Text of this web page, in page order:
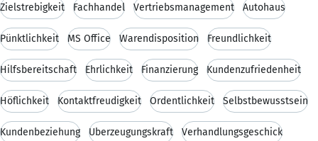
Zielstrebigkeit Fachhandel Vertriebsmanagement Autohaus
Pünktlichkeit MS Office Warendisposition Freundlichkeit
Hilfsbereitschaft Ehrlichkeit Finanzierung Kundenzufriedenheit
Höflichkeit Kontaktfreudigkeit Ordentlichkeit Selbstbewusstsein
Kundenbeziehung Überzeugungskraft Verhandlungsgeschick